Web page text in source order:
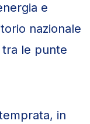
e
nazionale
le punte
in